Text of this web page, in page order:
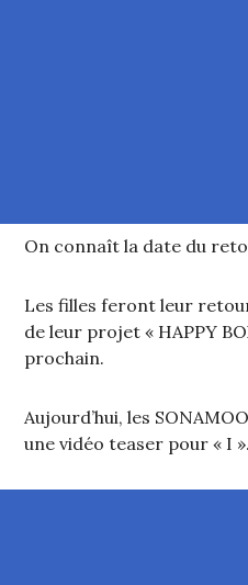
On connaît la date du
Les filles feront leur
de leur projet « HAPPY
prochain.
Aujourd’hui, les
une vidéo teaser pour « I ».